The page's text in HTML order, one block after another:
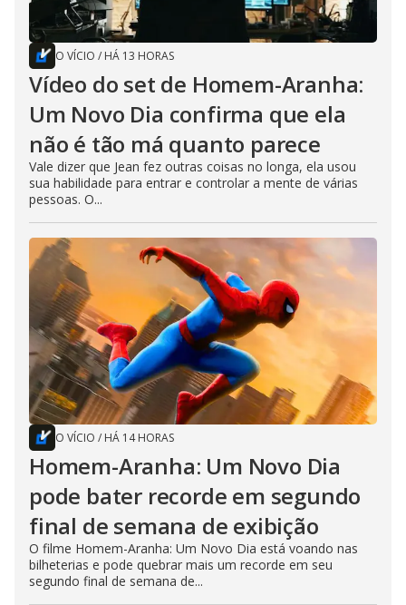
O VÍCIO / HÁ 13 HORAS
Vídeo do set de Homem-Aranha:
Um Novo Dia confirma que ela
não é tão má quanto parece
Vale dizer que Jean fez outras coisas no longa, ela usou
sua habilidade para entrar e controlar a mente de várias
pessoas. O...
O VÍCIO / HÁ 14 HORAS
Homem-Aranha: Um Novo Dia
pode bater recorde em segundo
final de semana de exibição
O filme Homem-Aranha: Um Novo Dia está voando nas
bilheterias e pode quebrar mais um recorde em seu
segundo final de semana de...